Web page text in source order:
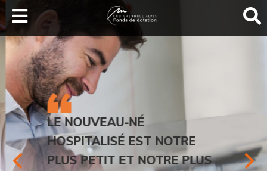
LA SANTÉ AU SOMMET
DEVENEZ MÉCÈNES
NOS PROJETS
ILS NOUS SOUTIENNENT
FAIRE UN DONLE NOUVEAU-NÉ
HOSPITALISÉ EST NOTRE
PLUS PETIT ET NOTRE PLUS